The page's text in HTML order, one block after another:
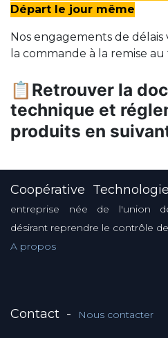
Départ le jour même
Nos engagements de
la commande à la remise
📋Retrouver la
technique et
produits en
Coopérative
entreprise née de l'union
désirant reprendre le contrôle
A propos
Contact - Nous contacter